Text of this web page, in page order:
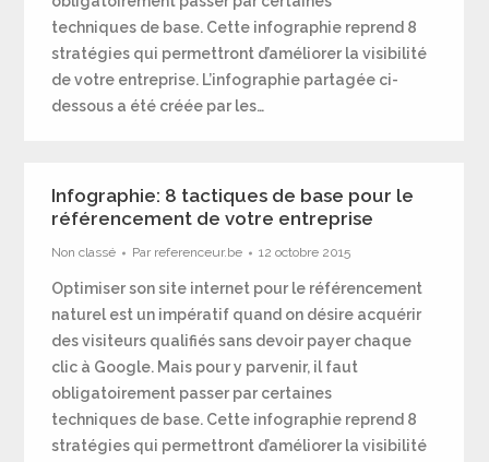
techniques de base. Cette infographie reprend 8
stratégies qui permettront d’améliorer la visibilité
de votre entreprise. L’infographie partagée ci-
dessous a été créée par les…
Infographie: 8 tactiques de base pour le
référencement de votre entreprise
Non classé Par referenceur.be 12 octobre 2015
Optimiser son site internet pour le référencement
naturel est un impératif quand on désire acquérir
des visiteurs qualifiés sans devoir payer chaque
clic à Google. Mais pour y parvenir, il faut
obligatoirement passer par certaines
techniques de base. Cette infographie reprend 8
stratégies qui permettront d’améliorer la visibilité